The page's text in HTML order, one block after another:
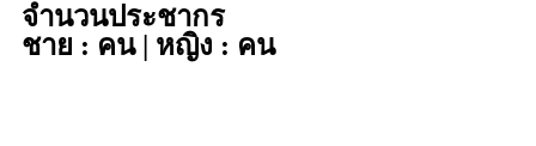
จำนวนประชากร
ชาย : คน | หญิง : คน